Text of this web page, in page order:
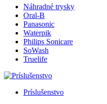
Náhradné trysky
Oral-B
Panasonic
Waterpik
Philips Sonicare
SoWash
Truelife
Príslušenstvo